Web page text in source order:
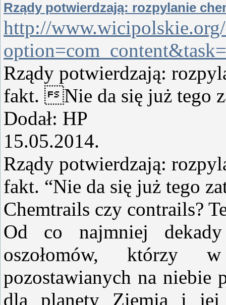
Rządy potwierdzają: rozpylanie
http://
Rządy potwierdzają:
fakt. Nie da się już
Dodał: HP
15.05.2014.
Rządy potwierdzają:
fakt. “Nie da się już tego
Chemtrails czy contrails?
Od co najmniej
oszołomów, którzy
pozostawianych na niebie
dla planety Ziemia i jej